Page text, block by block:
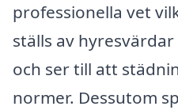
professionella vet
ställs av
och ser till att
normer. Dessutom